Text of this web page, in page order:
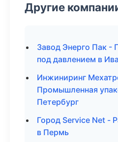
Другие
Завод Энерго Пак -
под давлением в
Инжиниринг
Промышленная
Петербург
Город Service Net -
в Пермь